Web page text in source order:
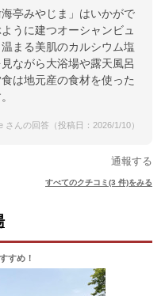
亭みやじま」はいかがで
うに建つオーシャンビュ
まる美肌のカルシウム塩
ながら大浴場や露天風呂
は地元産の食材を使った
さんの回答（投稿日：2026/1/10）
通報する
すべてのクチコミ(3 件)をみる
すめ！